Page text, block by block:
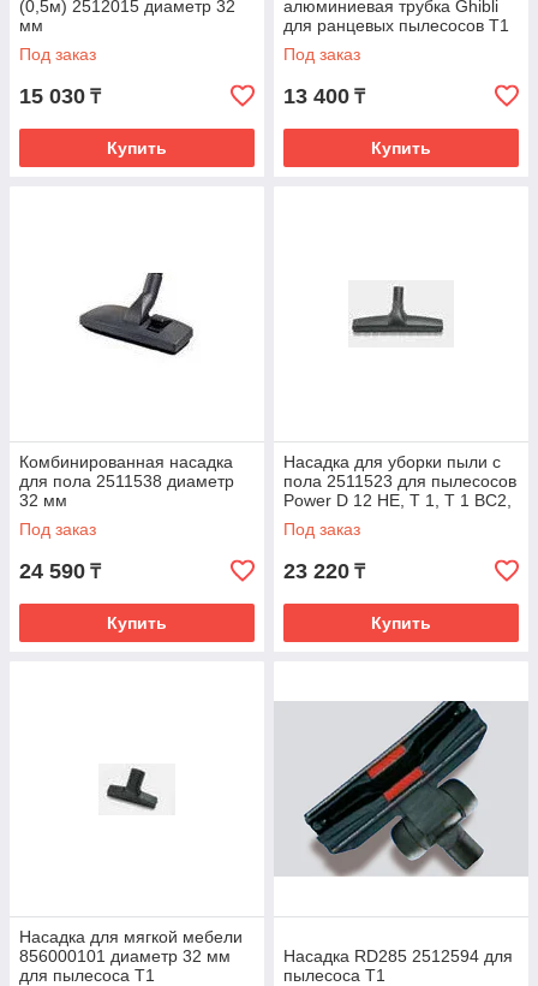
(0,5м) 2512015 диаметр 32
мм
Под заказ
15 030 ₸
Купить
алюминиевая трубка Ghibli
для ранцевых пылесосов T1
Под заказ
13 400 ₸
Купить
Комбинированная насадка
для пола 2511538 диаметр
32 мм
Под заказ
24 590 ₸
Купить
Насадка для уборки пыли с
пола 2511523 для пылесосов
Power D 12 HE, T 1, T 1 BC2,
T 1 BC 3, T 1 BC 4
Под заказ
23 220 ₸
Купить
Насадка для мягкой мебели
856000101 диаметр 32 мм
для пылесоса Т1
Насадка RD285 2512594 для
пылесоса Т1